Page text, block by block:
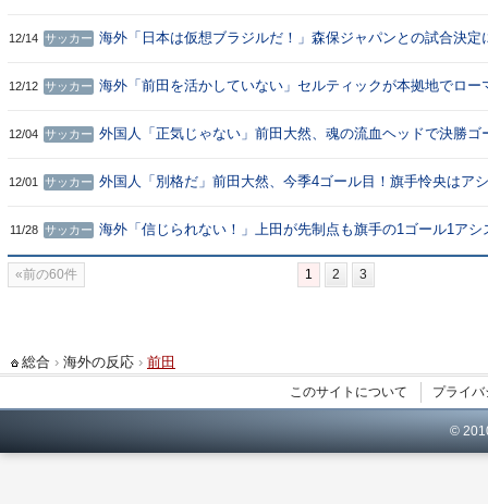
応】
12/14 サッカー 海外「日本は仮想ブラジルだ！」森保ジャパンとの試合決定
12/12 サッカー 海外「前田を活かしていない」セルティックが本拠地でロー
12/04 サッカー 外国人「正気じゃない」前田大然、魂の流血ヘッドで決勝ゴ
12/01 サッカー 外国人「別格だ」前田大然、今季4ゴール目！旗手怜央はア
【海外の反応】
11/28 サッカー 海外「信じられない！」上田が先制点も旗手の1ゴール1アシ
でセルティックがフェイエに快勝！（海外の反応）
前の60件 1 2 3
総合 › 海外の反応 › 前田
このサイトについて プライ
©